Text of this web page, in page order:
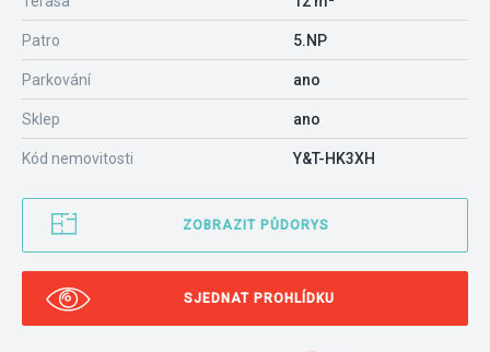
Patro 5.NP
Parkování ano
Sklep ano
Kód nemovitosti Y&T-HK3XH
ZOBRAZIT PŮDORYS
SJEDNAT PROHLÍDKU